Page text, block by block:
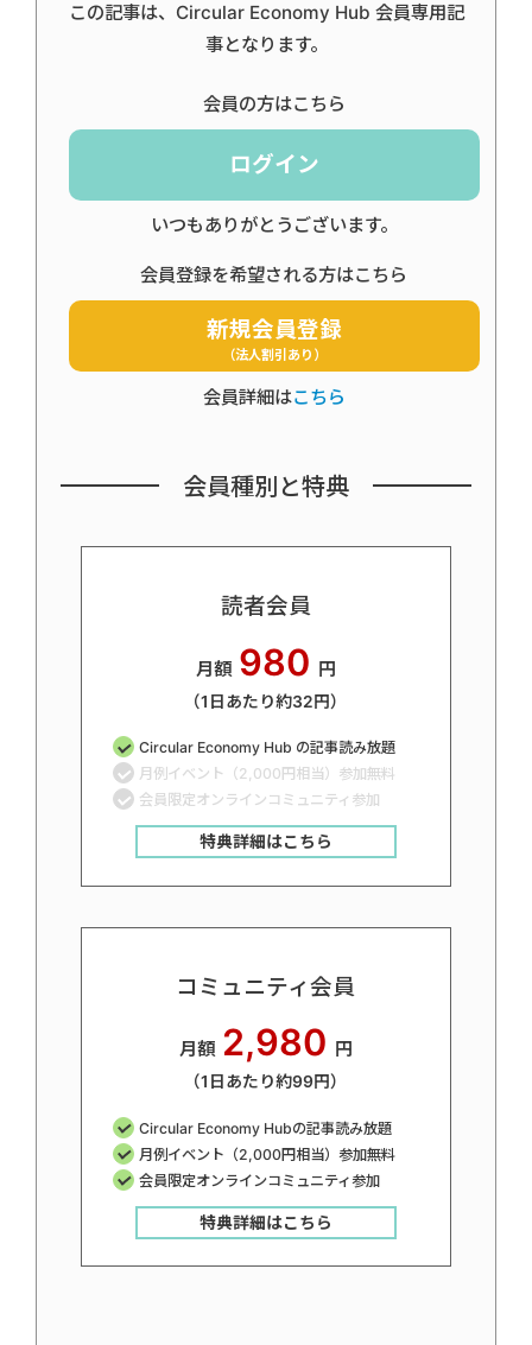
この記事は、Circular Economy Hub 会員専用記
事となります。
会員の方はこちら
ログイン
いつもありがとうございます。
会員登録を希望される方はこちら
新規会員登録
（法人割引あり）
会員詳細はこちら
会員種別と特典
読者会員
月額 980 円
（1日あたり約32円）
Circular Economy Hub の記事読み放題
月例イベント（2,000円相当）参加無料
会員限定オンラインコミュニティ参加
特典詳細はこちら
コミュニティ会員
月額 2,980 円
（1日あたり約99円）
Circular Economy Hubの記事読み放題
月例イベント（2,000円相当）参加無料
会員限定オンラインコミュニティ参加
特典詳細はこちら